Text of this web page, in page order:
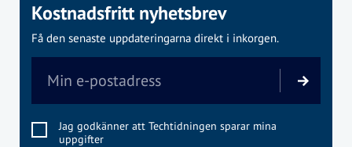
Kostnadsfritt nyhetsbrev
Få den senaste uppdateringarna direkt i inkorgen.
Jag godkänner att Techtidningen sparar mina
uppgifter